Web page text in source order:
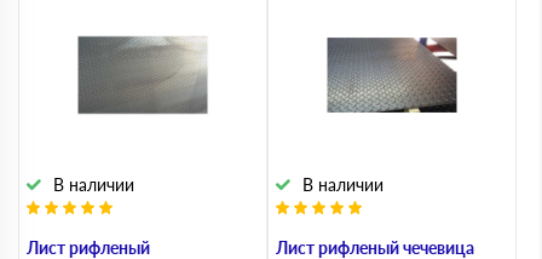
Лист рифленый
В наличии
Лист рифленый чечевица
В наличии